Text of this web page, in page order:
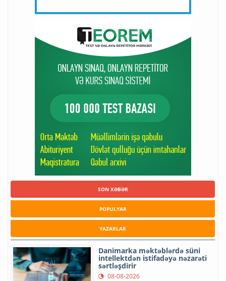
SON XƏBƏR
POPULYAR
YAZARLAR
Danimarka məktəblərdə süni
intellektdən istifadəyə nəzarəti
sərtləşdirir
08-08-2026